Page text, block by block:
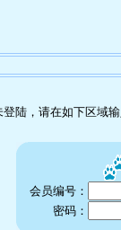
登陆，请在如下区域
会员编号：
密码：